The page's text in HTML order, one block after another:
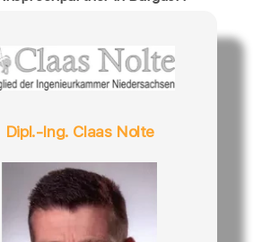
Dipl.-Ing. Claas Nolte